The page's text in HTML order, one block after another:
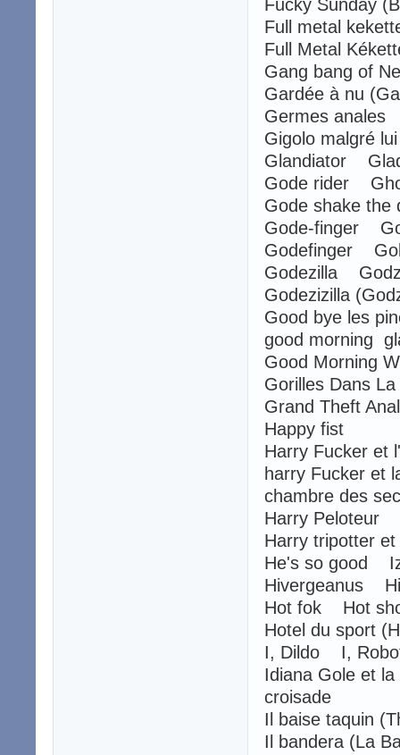
Fucky Sunday
Full metal
Full Metal
Gang bang of
Gardée à nu
Germes
Gigolo malgré
Glandiator
Gode rider
Gode shake
Gode-finger
Godefinger
Godezilla
Godezizilla
Good bye les
good morning
Good Morning
Gorilles Dans
Grand Theft
Happy fist
Harry Fucker et
harry Fucker et
chambre des
Harry Peloteur
Harry tripotter
He's so good
Hivergeanus
Hot fok Hot
Hotel du sport
I, Dildo I,
Idiana Gole et
croisade
Il baise taquin
Il bandera (La